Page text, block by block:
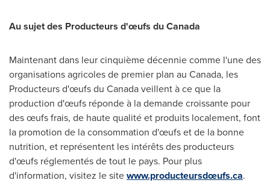
Au sujet des Producteurs d'œufs duCanada
Maintenant dans leur cinquième décennie comme l'une des
organisations agricoles de premier plan au Canada, les
Producteurs d'œufs du Canadaveillent à ce que la
production d'œufs réponde à la demande croissante pour
des œufs frais, de haute qualité et produits localement, font
la promotion de la consommation d'œufs et de la bonne
nutrition, et représentent les intérêts des producteurs
d'œufs réglementés de tout le pays. Pour plus
d'information, visitez le sitewww.producteursdœufs.ca.